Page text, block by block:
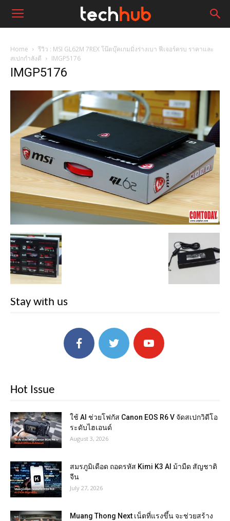
Home
รีวิว : MSI GL62M 7REX โน๊ตบุ๊คเกมมิ่งร่างเบา ฟีเจอร์ครบ ราคาและ
สเปกกำลังดี
IMGP5176
IMGP5176
Stay with us
Hot Issue
ใช้ AI ช่วยโฟกัส Canon EOS R6 V จัดสเปกวิดีโอ
ระดับไฮเอนด์
August 3, 2026
สมรภูมิเดือด ถอดรหัส Kimi K3 AI ม้ามืด สัญชาติ
จีน
July 27, 2026
Muang Thong Next เน็ตที่แรงขึ้น จะช่วยสร้าง